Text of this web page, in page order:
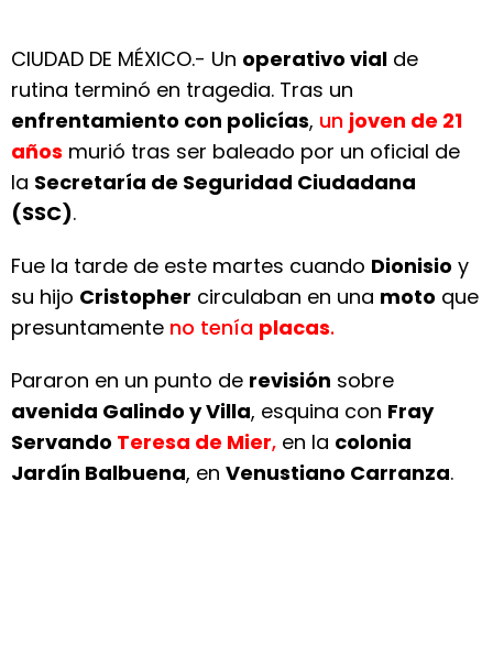
CIUDAD DE MÉXICO.- Un operativo vial de
rutina terminó en tragedia. Tras un
enfrentamiento con policías, un joven de 21
años murió tras ser baleado por un oficial de
la Secretaría de Seguridad Ciudadana
(SSC).
Fue la tarde de este martes cuando Dionisio y
su hijo Cristopher circulaban en una moto que
presuntamente no tenía placas.
Pararon en un punto de revisión sobre
avenida Galindo y Villa, esquina con Fray
Servando Teresa de Mier, en la colonia
Jardín Balbuena, en Venustiano Carranza.